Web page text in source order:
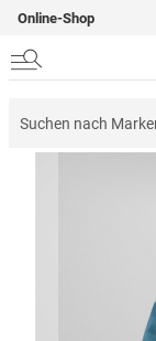
Online-Shop